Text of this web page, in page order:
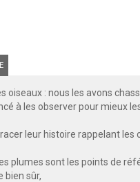
oiseaux : nous les avons
à les observer pour mieux
leur histoire rappelant les
plumes sont les points de
bien sûr,